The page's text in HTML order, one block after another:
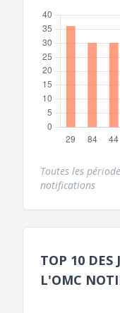
Toutes les
notifications
TOP 10 DES
L'OMC